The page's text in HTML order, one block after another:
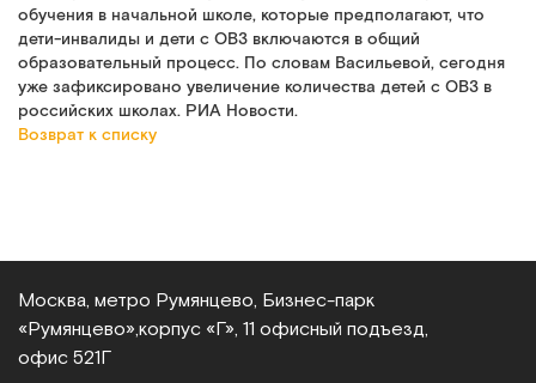
обучения в начальной школе, которые предполагают, что
дети-инвалиды и дети с ОВЗ включаются в общий
образовательный процесс. По словам Васильевой, сегодня
уже зафиксировано увеличение количества детей с ОВЗ в
российских школах. РИА Новости.
Возврат к списку
Москва, метро Румянцево, Бизнес‑парк
«Румянцево», корпус «Г», 11 офисный подъезд,
офис 521Г